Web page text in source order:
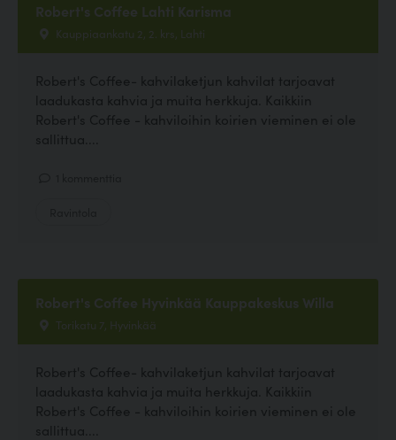
Robert's Coffee Lahti Karisma
Kauppiaankatu 2, 2. krs, Lahti
Robert's Coffee- kahvilaketjun kahvilat tarjoavat
laadukasta kahvia ja muita herkkuja. Kaikkiin
Robert's Coffee - kahviloihin koirien vieminen ei ole
sallittua....
Robert's Coffee Hyvinkää Kauppakeskus Willa
Torikatu 7, Hyvinkää
Robert's Coffee- kahvilaketjun kahvilat tarjoavat
laadukasta kahvia ja muita herkkuja. Kaikkiin
Robert's Coffee - kahviloihin koirien vieminen ei ole
sallittua....